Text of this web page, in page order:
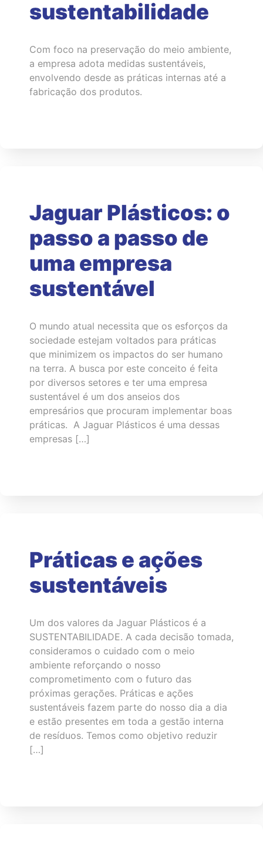
sustentabilidade
Com foco na preservação do meio ambiente,
a empresa adota medidas sustentáveis,
envolvendo desde as práticas internas até a
fabricação dos produtos.
Jaguar Plásticos: o
passo a passo de
uma empresa
sustentável
O mundo atual necessita que os esforços da
sociedade estejam voltados para práticas
que minimizem os impactos do ser humano
na terra. A busca por este conceito é feita
por diversos setores e ter uma empresa
sustentável é um dos anseios dos
empresários que procuram implementar boas
práticas. A Jaguar Plásticos é uma dessas
empresas […]
Práticas e ações
sustentáveis
Um dos valores da Jaguar Plásticos é a
SUSTENTABILIDADE. A cada decisão tomada,
consideramos o cuidado com o meio
ambiente reforçando o nosso
comprometimento com o futuro das
próximas gerações. Práticas e ações
sustentáveis fazem parte do nosso dia a dia
e estão presentes em toda a gestão interna
de resíduos. Temos como objetivo reduzir
[…]